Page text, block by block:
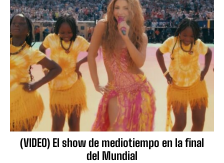
(VIDEO) El show de mediotiempo en la final
del Mundial